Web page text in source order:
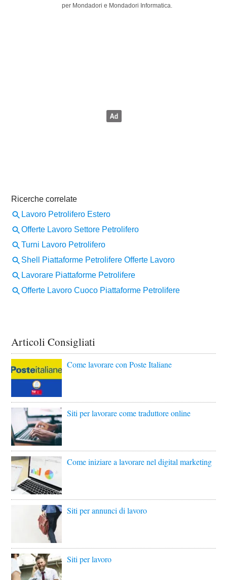
per Mondadori e Mondadori Informatica.
Articoli Consigliati
Come lavorare con Poste Italiane
Siti per lavorare come traduttore online
Come iniziare a lavorare nel digital marketing
Siti per annunci di lavoro
Siti per lavoro